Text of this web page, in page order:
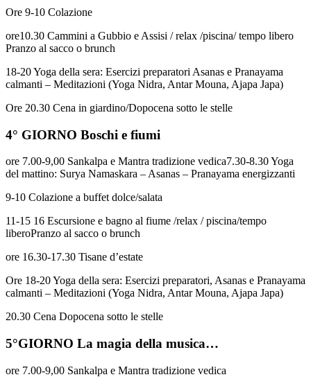
Ore 9-10 Colazione
ore10.30 Cammini a Gubbio e Assisi / relax /piscina/ tempo libero
Pranzo al sacco o brunch
18-20 Yoga della sera: Esercizi preparatori Asanas e Pranayama
calmanti – Meditazioni (Yoga Nidra, Antar Mouna, Ajapa Japa)
Ore 20.30 Cena in giardino/Dopocena sotto le stelle
4° GIORNO Boschi e fiumi
ore 7.00-9,00 Sankalpa e Mantra tradizione vedica7.30-8.30 Yoga
del mattino: Surya Namaskara – Asanas – Pranayama energizzanti
9-10 Colazione a buffet dolce/salata
11-15 16 Escursione e bagno al fiume /relax / piscina/tempo
liberoPranzo al sacco o brunch
ore 16.30-17.30 Tisane d’estate
Ore 18-20 Yoga della sera: Esercizi preparatori, Asanas e Pranayama
calmanti – Meditazioni (Yoga Nidra, Antar Mouna, Ajapa Japa)
20.30 Cena Dopocena sotto le stelle
5°GIORNO La magia della musica…
ore 7.00-9,00 Sankalpa e Mantra tradizione vedica